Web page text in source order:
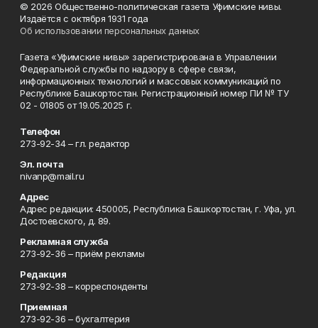
© 2026 Общественно-политическая газета Уфимские нивы.
Издаётся с октября 1931 года
Об использовании персональных данных
Газета «Уфимские нивы» зарегистрирована в Управлении
Федеральной службы по надзору в сфере связи,
информационных технологий и массовых коммуникаций по
Республике Башкортостан. Регистрационный номер ПИ № ТУ
02 - 01805 от 19.05.2025 г.
Телефон
273-92-34 – гл. редактор
Эл. почта
nivanp@mail.ru
Адрес
Адрес редакции: 450005, Республика Башкортостан, г. Уфа, ул.
Достоевского, д. 89.
Рекламная служба
273-92-36 – приём рекламы
Редакция
273-92-38 – корреспонденты
Приемная
273-92-36 – бухгалтерия